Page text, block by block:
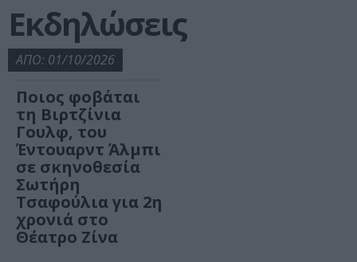
Εκδηλώσεις
ΑΠΟ: 01/10/2026
Ποιος φοβάται
τη Βιρτζίνια
Γουλφ, του
Έντουαρντ Άλμπι
σε σκηνοθεσία
Σωτήρη
Τσαφούλια για 2η
χρονιά στο
Θέατρο Ζίνα